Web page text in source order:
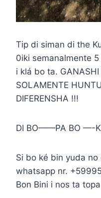
Tip di siman di the
0iki semanalmente
i klá bo ta. GANASHI
SOLAMENTE
DIFERENSHA !!!
DI BO——PA BO —-
Si bo ké bin yuda
whatsapp nr.
Bon Bini i nos ta